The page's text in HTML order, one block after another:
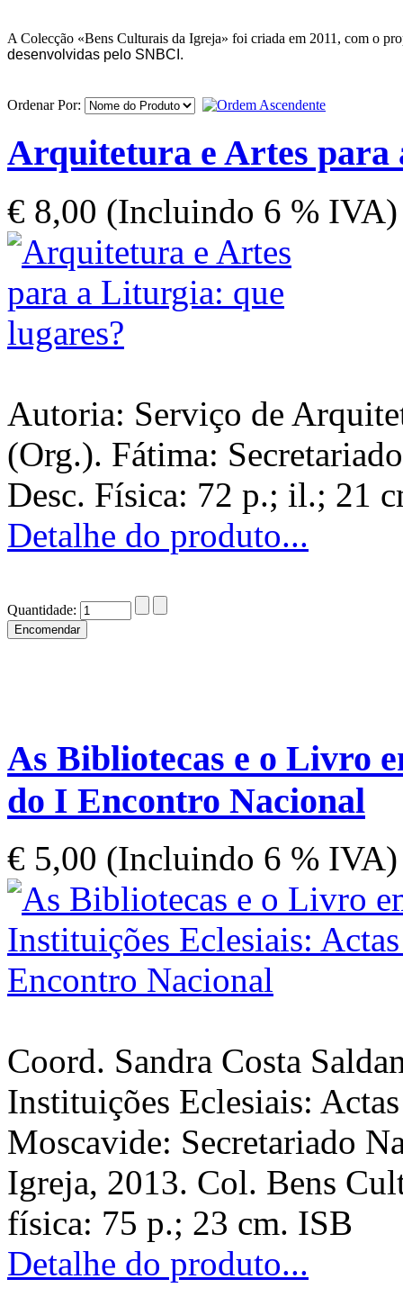
A Colecção «Bens Culturais da Igreja» foi criada em 2011, com o
desenvolvidas pelo SNBCI.
Ordenar Por:
Arquitetura e Artes para
€ 8,00 (Incluindo 6 % IVA)
Autoria: Serviço de
(Org.). Fátima:
Desc. Física: 72 p.; il.; 21
Detalhe do produto...
Quantidade:
As Bibliotecas e o Livro
do I Encontro Nacional
€ 5,00 (Incluindo 6 % IVA)
Coord. Sandra Costa
Instituições Eclesiais:
Moscavide: Secretariado
Igreja, 2013. Col. Bens
física: 75 p.; 23 cm. ISB
Detalhe do produto...